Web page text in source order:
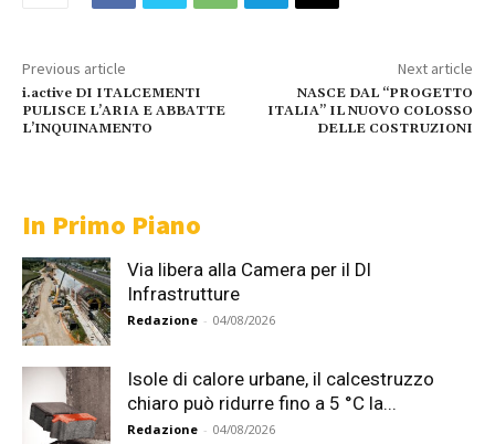
Previous article
i.active DI ITALCEMENTI
PULISCE L’ARIA E ABBATTE
L’INQUINAMENTO
Next article
NASCE DAL “PROGETTO
ITALIA” IL NUOVO COLOSSO
DELLE COSTRUZIONI
In Primo Piano
Via libera alla Camera per il Dl
Infrastrutture
Redazione - 04/08/2026
Isole di calore urbane, il calcestruzzo
chiaro può ridurre fino a 5 °C la...
Redazione - 04/08/2026